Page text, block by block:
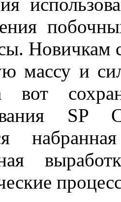
Новичкам
массу и
вот
SP